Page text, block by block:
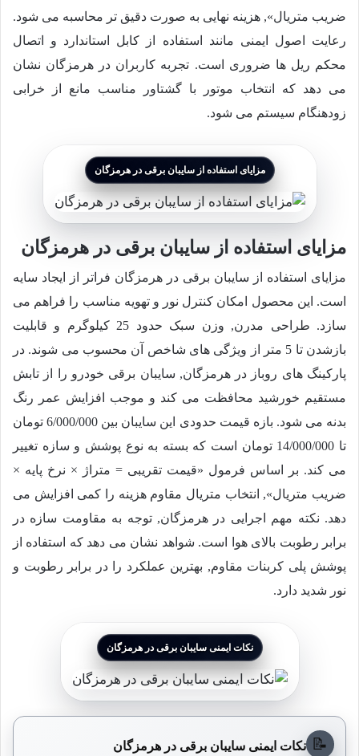
ضریب متریال», هزینه نهایی به صورت دقیق تر محاسبه می شود.
رعایت اصول ایمنی مانند استفاده از کابل استاندارد و اتصال
محکم ریل ها ضروری است. تجربه کاربران در هرمزگان نشان
می دهد که انتخاب موتور با گشتاور مناسب مانع از خرابی
زودهنگام سیستم می شود.
مزایای استفاده از سایبان برقی در هرمزگان
مزایای استفاده از سایبان برقی در هرمزگان
مزایای استفاده از سایبان برقی در هرمزگان فراتر از ایجاد سایه
است. این محصول امکان کنترل نور و تهویه مناسب را فراهم می
سازد. طراحی مدرن, وزن سبک حدود 25 کیلوگرم و قابلیت
بازشدن تا 5 متر از ویژگی های شاخص آن محسوب می شوند. در
پارکینگ های روباز در هرمزگان, سایبان برقی خودرو را از تابش
مستقیم خورشید محافظت می کند و موجب افزایش عمر رنگ
بدنه می شود. بازه قیمت حدودی این سایبان بین 6/000/000تومان
تا 14/000/000 تومان است که بسته به نوع پوشش و سازه تغییر
می کند. بر اساس فرمول «قیمت تقریبی = متراژ × نرخ پایه ×
ضریب متریال», انتخاب متریال مقاوم هزینه را کمی افزایش می
دهد. نکته مهم اجرایی در هرمزگان, توجه به مقاومت سازه در
برابر رطوبت بالای هوا است. شواهد نشان می دهد که استفاده از
پوشش پلی کربنات مقاوم, بهترین عملکرد را در برابر رطوبت و
نور شدید دارد.
نکات ایمنی سایبان برقی در هرمزگان
📝 نکات ایمنی سایبان برقی در هرمزگان